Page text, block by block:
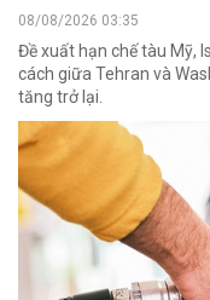
08/08/2026 03:35
Đề xuất hạn chế tàu Mỹ,
cách giữa Tehran và
tăng trở lại.